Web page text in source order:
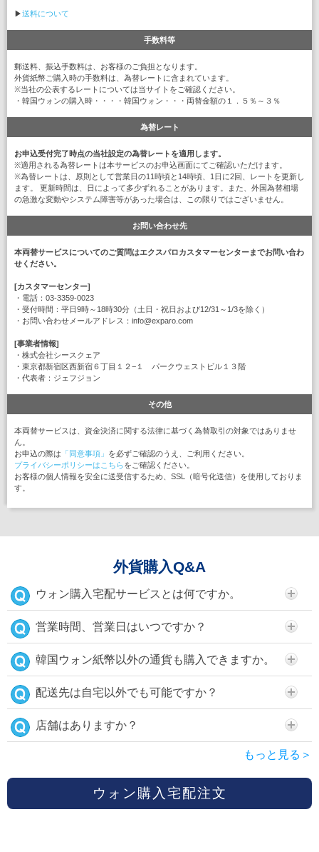
▶送料について
手数料等
郵送料、振込手数料は、お客様のご負担となります。
外貨紙幣ご購入時の手数料は、為替レートに含まれています。
※当社の公表するレートについては当サイトをご確認ください。
・韓国ウォンの購入時・・・・韓国ウォン・・・両替金額の１．５％～３％
為替レート
お申込受付完了時点の当社設定の為替レートを適用します。
※適用される為替レートは本サービスのお申込画面にてご確認いただけます。
※為替レートは、原則として営業日の11時頃と14時頃、1日に2回、レートを更新し
ます。 更新時間は、日によって多少ずれることがあります。また、外国為替相場
の急激な変動やシステム障害等があった場合は、この限りではございません。
お問い合わせ先
本両替サービスについてのご質問はエクスパロカスタマーセンターまでお問い合わ
せください。
[カスタマーセンター]
・電話：03-3359-0023
・受付時間：平日9時～18時30分（土日・祝日および12/31～1/3を除く）
・お問い合わせメールアドレス：info@exparo.com
[事業者情報]
・株式会社シースクェア
・東京都新宿区西新宿６丁目１２−１ パークウェストビル１３階
・代表者：ジェフジョン
その他
本両替サービスは、資金決済に関する法律に基づく為替取引の対象ではありませ
ん。
お申込の際は 「同意事項」 を必ずご確認のうえ、ご利用ください。
プライバシーポリシーはこちらをご確認ください。
お客様の個人情報を安全に送受信するため、SSL（暗号化送信）を使用しておりま
す。
外貨購入Q&A
ウォン購入宅配サービスとは何ですか。
営業時間、営業日はいつですか？
韓国ウォン紙幣以外の通貨も購入できますか。
配送先は自宅以外でも可能ですか？
店舗はありますか？
もっと見る＞
ウォン購入宅配注文